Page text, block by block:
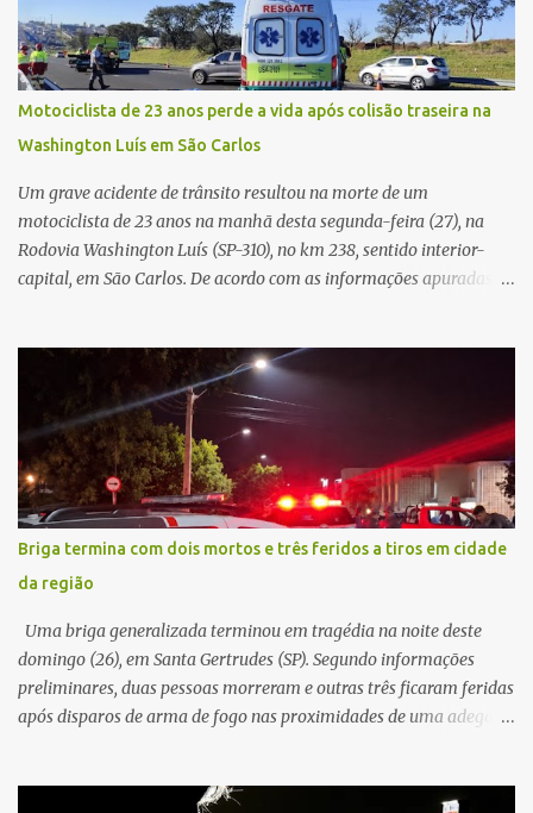
cerca de dez minutos para buscar ajuda. Ao retornar, constatou
que o automóvel havia desaparecido. A vítima realizou buscas
pelas imediações, mas não conseguiu localizar o veículo.
Conforme o boletim, um menino de aproximadamente 10 anos
relatou ter visto a Spin passando pelo local fazendo um forte ruído,
característica compatível com o problema mecânico que o veículo
já apresentava antes do furto. O carro possui seguro e, segundo a
v...
Motociclista de 23 anos perde a vida após colisão traseira na
Washington Luís em São Carlos
Um grave acidente de trânsito resultou na morte de um
motociclista de 23 anos na manhã desta segunda-feira (27), na
Rodovia Washington Luís (SP-310), no km 238, sentido interior-
capital, em São Carlos. De acordo com as informações apuradas no
veículo, o trânsito estava lento e congestionado devido a obras
realizadas na rodovia, momento em que ocorreu o impacto. Com
a violência da colisão, o motociclista foi arremessado ao solo.
Testemunhas relataram que o capacete teria se desprendido
durante o acidente. O jovem sofreu ferimentos gravíssimos e
morreu ainda no local. Equipes de resgate e de atendimento da
concessionária responsável pela rodovia foram acionadas e
realizaram a sinalização da via, além de prestarem socorro à
vítima. No entanto, o óbito foi constatado ainda no local do
acidente. A Polícia Militar Rodoviária compareceu para o registro
da ocorrência...
Briga termina com dois mortos e três feridos a tiros em cidade
da região
Uma briga generalizada terminou em tragédia na noite deste
domingo (26), em Santa Gertrudes (SP). Segundo informações
preliminares, duas pessoas morreram e outras três ficaram feridas
após disparos de arma de fogo nas proximidades de uma adega. O
começado dentro do estabelecimento e se estendido para a área